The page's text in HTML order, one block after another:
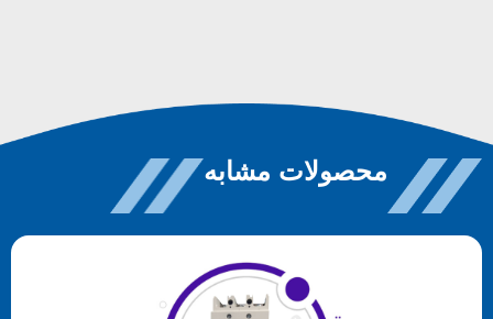
محصولات مشابه